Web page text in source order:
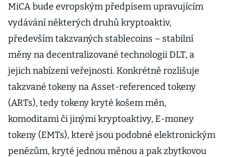
MiCA bude evropským předpisem upravujícím
vydávání některých druhů kryptoaktiv,
především takzvaných stablecoins – stabilní
měny na decentralizované technologii DLT, a
jejich nabízení veřejnosti. Konkrétně rozlišuje
takzvané tokeny na Asset-referenced tokeny
(ARTs), tedy tokeny kryté košem měn,
komoditami či jinými kryptoaktivy, E-money
tokeny (EMTs), které jsou podobné elektronickým
penězům, kryté jednou měnou a pak zbytkovou